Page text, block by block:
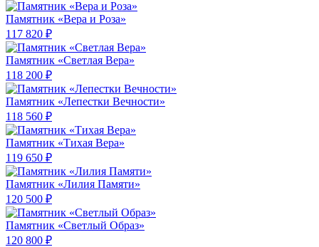
Памятник «Вера и Роза»
117 820 ₽
Памятник «Светлая Вера»
118 200 ₽
Памятник «Лепестки Вечности»
118 560 ₽
Памятник «Тихая Вера»
119 650 ₽
Памятник «Лилия Памяти»
120 500 ₽
Памятник «Светлый Образ»
120 800 ₽